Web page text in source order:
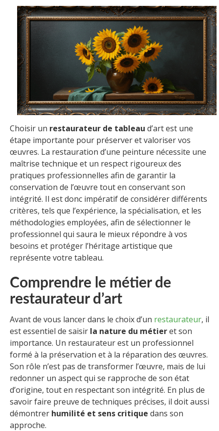
Choisir un restaurateur de tableau d’art est une
étape importante pour préserver et valoriser vos
œuvres. La restauration d’une peinture nécessite une
maîtrise technique et un respect rigoureux des
pratiques professionnelles afin de garantir la
conservation de l’œuvre tout en conservant son
intégrité. Il est donc impératif de considérer différents
critères, tels que l’expérience, la spécialisation, et les
méthodologies employées, afin de sélectionner le
professionnel qui saura le mieux répondre à vos
besoins et protéger l’héritage artistique que
représente votre tableau.
Comprendre le métier de
restaurateur d’art
Avant de vous lancer dans le choix d’un restaurateur, il
est essentiel de saisir la nature du métieret son
importance. Un restaurateur est un professionnel
formé à la préservation et à la réparation des œuvres.
Son rôle n’est pas de transformer l’œuvre, mais de lui
redonner un aspect qui se rapproche de son état
d’origine, tout en respectant son intégrité. En plus de
savoir faire preuve de techniques précises, il doit aussi
démontrer humilité et sens critique dans son
approche.